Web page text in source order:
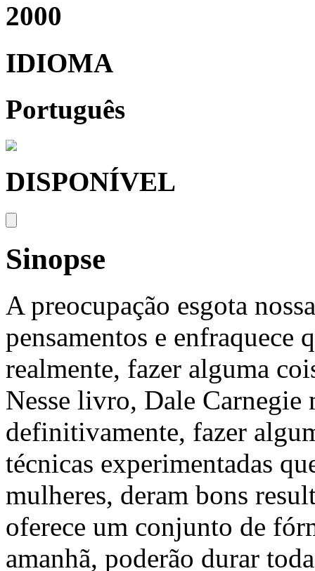
2000
IDIOMA
Português
DISPONÍVEL
Sinopse
A preocupação esgota
pensamentos e enfraquece
realmente, fazer alguma
Nesse livro, Dale Carnegie
definitivamente, fazer
técnicas experimentadas
mulheres, deram bons
oferece um conjunto de
amanhã, poderão durar